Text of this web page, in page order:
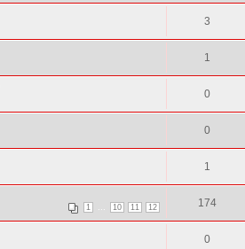
3
1
0
0
1
1 10 11 12 174
0